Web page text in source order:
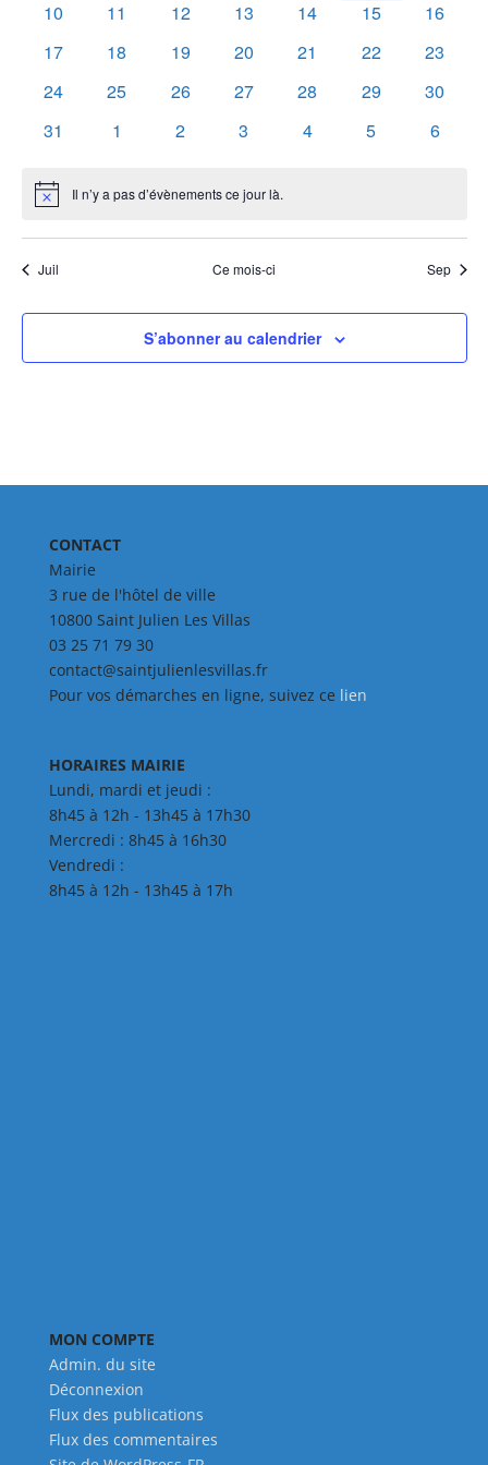
0
10
0
11
0
12
0
13
0
14
0
15
0
16
0
17
0
18
0
19
0
20
0
21
0
22
0
23
0
24
0
25
0
26
0
27
0
28
0
29
0
30
0
31
0
1
0
2
0
3
0
4
0
5
0
6
Notice Il n’y a pas d’évènements ce jour là.
Juil Ce mois-ci Sep
S’abonner au calendrier
CONTACT
Mairie
3 rue de l'hôtel de ville
10800 Saint Julien Les Villas
03 25 71 79 30
contact@saintjulienlesvillas.fr
Pour vos démarches en ligne, suivez ce lien
HORAIRES MAIRIE
Lundi, mardi et jeudi :
8h45 à 12h - 13h45 à 17h30
Mercredi : 8h45 à 16h30
Vendredi :
8h45 à 12h - 13h45 à 17h
MON COMPTE
Admin. du site
Déconnexion
Flux des publications
Flux des commentaires